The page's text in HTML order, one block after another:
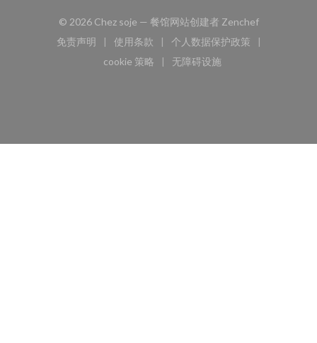
© 2026 Chez soje — 餐馆网站创建者 Zenchef((在新窗口中
免责声明
((在新窗口中打开))
使用条款
((在新窗口中打开))
个人数据保护政策
((在新窗口中打开))
cookie 策略
((在新窗口中打开))
无障碍设施
((在新窗口中打开))